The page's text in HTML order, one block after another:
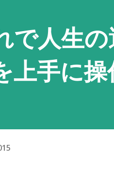
で人生
上手に